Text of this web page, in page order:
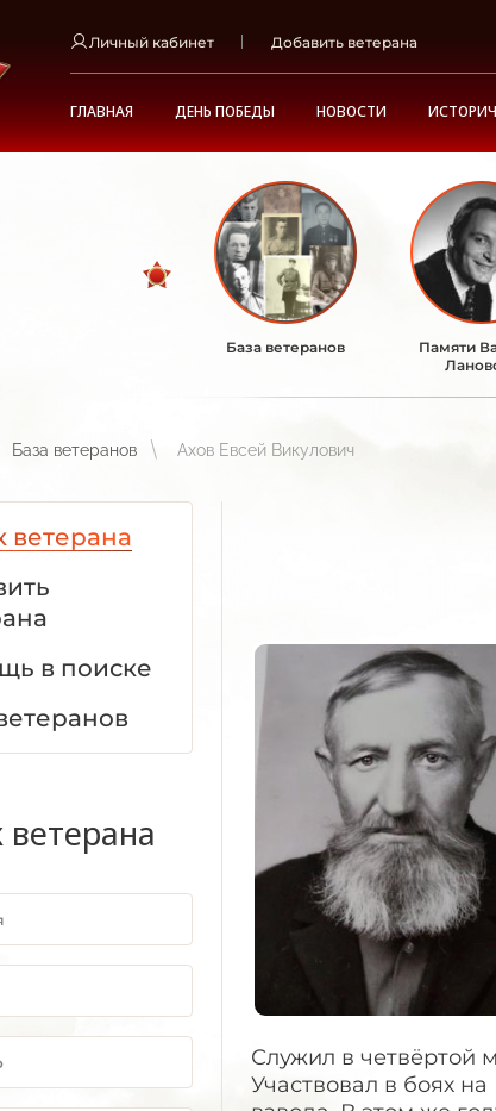
Личный кабинет Добавить ветерана
ГЛАВНАЯ ДЕНЬ ПОБЕДЫ НОВОСТИ
База ветеранов
Памяти
База ветеранов Ахов Евсей Викулович
ветерана
в поиске
ветерана
Служил в четвёртой
Участвовал в боях